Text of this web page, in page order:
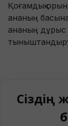
Қоғамдық
ананың
ананың дұрыс